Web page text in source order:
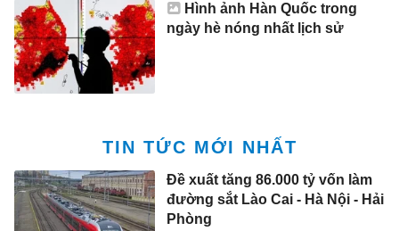
Hình ảnh Hàn Quốc trong
ngày hè nóng nhất lịch sử
TIN TỨC MỚI NHẤT
Đề xuất tăng 86.000 tỷ vốn làm
đường sắt Lào Cai - Hà Nội - Hải
Phòng